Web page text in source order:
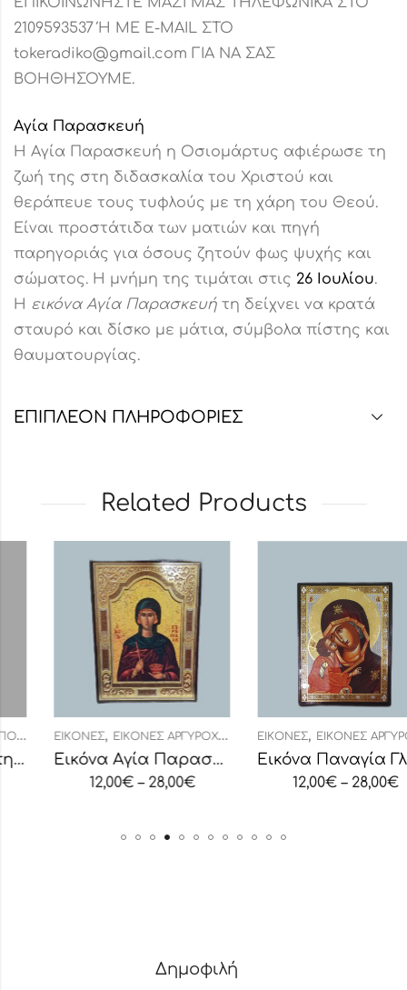
2109593537 Ή ΜΕ E-MAIL ΣΤΟ
tokeradiko@gmail.com ΓΙΑ ΝΑ ΣΑΣ
ΒΟΗΘΗΣΟΥΜΕ.
Αγία Παρασκευή
Η Αγία Παρασκευή η Οσιομάρτυς αφιέρωσε τη
ζωή της στη διδασκαλία του Χριστού και
θεράπευε τους τυφλούς με τη χάρη του Θεού.
Είναι προστάτιδα των ματιών και πηγή
παρηγοριάς για όσους ζητούν φως ψυχής και
σώματος. Η μνήμη της τιμάται στις 26 Ιουλίου.
Η εικόνα Αγία Παρασκευή τη δείχνει να κρατά
σταυρό και δίσκο με μάτια, σύμβολα πίστης και
θαυματουργίας.
ΕΠΙΠΛΈΟΝ ΠΛΗΡΟΦΟΡΊΕΣ
Related Products
ΕΙΚΌΝΕΣ,ΕΙΚΌΝΕΣ ΑΡΓΥΡΟΧΡΥΣΟΤΥΠΊΑ
Εικόνα Αγία Παρασκευή
€ – 28,00 €
ΕΙΚΌΝΕΣ,ΕΙΚΌΝΕΣ ΑΡΓΥΡΟΧΡΥΣΟΤΥΠΊΑ
Εικόνα Παναγία Γλυκοφιλούσα
€ – 28,00 €
Δημοφιλή